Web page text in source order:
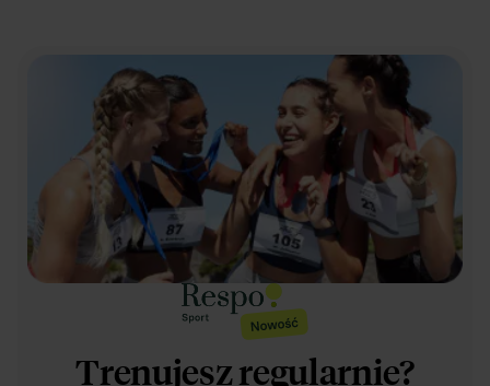
Trenujesz regularnie?